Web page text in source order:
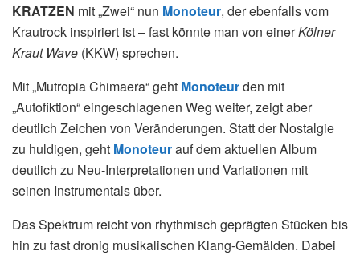
KRATZEN mit „Zwei“ nun Monoteur, der ebenfalls vom
Krautrock inspiriert ist – fast könnte man von einerKölner
Kraut Wave (KKW) sprechen.
Mit „Mutropia Chimaera“ geht Monoteurden mit
„Autofiktion“ eingeschlagenen Weg weiter, zeigt aber
deutlich Zeichen von Veränderungen. Statt der Nostalgie
zu huldigen, geht Monoteurauf dem aktuellen Album
deutlich zu Neu-Interpretationen und Variationen mit
seinen Instrumentals über.
Das Spektrum reicht von rhythmisch geprägten Stücken bis
hin zu fast dronig musikalischen Klang-Gemälden. Dabei